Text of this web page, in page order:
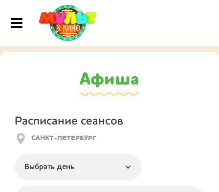
Афиша
Расписание сеансов